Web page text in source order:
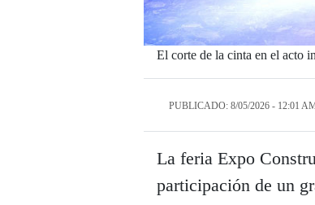
El corte de la cinta en el acto
PUBLICADO: 8/05/2026 - 12:01
La feria Expo
participación de un